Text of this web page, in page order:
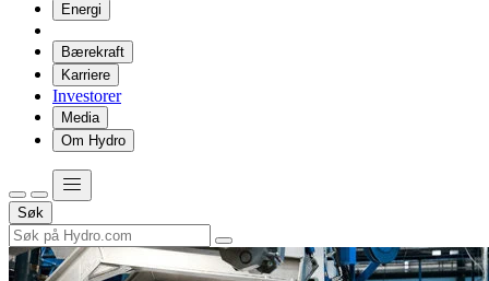
Energi
Bærekraft
Karriere
Investorer
Media
Om Hydro
Søk